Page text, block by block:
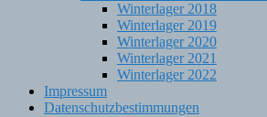
Winterlager 2018
Winterlager 2019
Winterlager 2020
Winterlager 2021
Winterlager 2022
Impressum
Datenschutzbestimmungen